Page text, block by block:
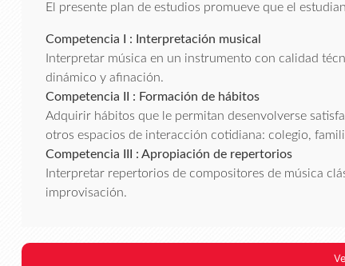
El presente plan de estudios promueve que el
Competencia I : Interpretación musical
Interpretar música en un instrumento con calidad
dinámico y afinación.
Competencia II : Formación de hábitos
Adquirir hábitos que le permitan desenvolverse
otros espacios de interacción cotidiana: colegio,
Competencia III : Apropiación de repertorios
Interpretar repertorios de compositores de música
improvisación.